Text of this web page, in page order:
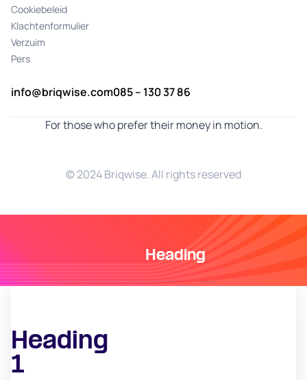
Cookiebeleid
Klachtenformulier
Verzuim
Pers
info@briqwise.com085 – 130 37 86
For those who prefer their money in motion.
© 2024 Briqwise. All rights reserved
Heading
Heading
1